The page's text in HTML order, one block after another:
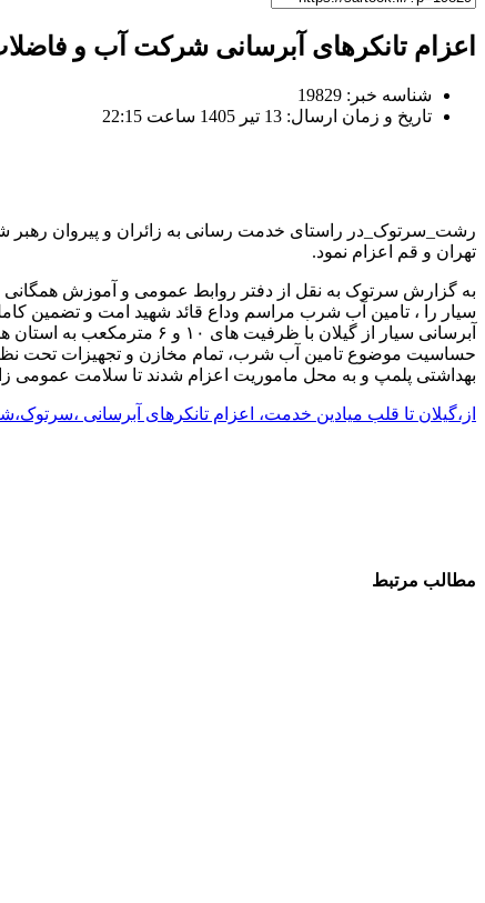
اعزام تانکرهای آبرسانی شرکت آب و
شناسه خبر: 19829
تاریخ و زمان ارسال: 13 تیر 1405 ساعت 22:15
رشت_سرتوک_در راستای خدمت رسانی به زائران و پیروان رهبر
تهران و قم اعزام نمود.
به گزارش سرتوک به نقل از دفتر روابط عمومی و آموزش همگانی
سیار را ، تامین آب شرب مراسم وداع قائد شهید امت و تضمین
آبرسانی سیار از گیلان
حساسیت موضوع تامین آب شرب، تمام مخازن و تجهیزات تحت
بهداشتی پلمپ و به محل ماموریت اعزام شدند تا سلامت
از،گیلان تا قلب میادین خدمت، اعزام تانکرهای آبرسانی
مطالب مرتبط